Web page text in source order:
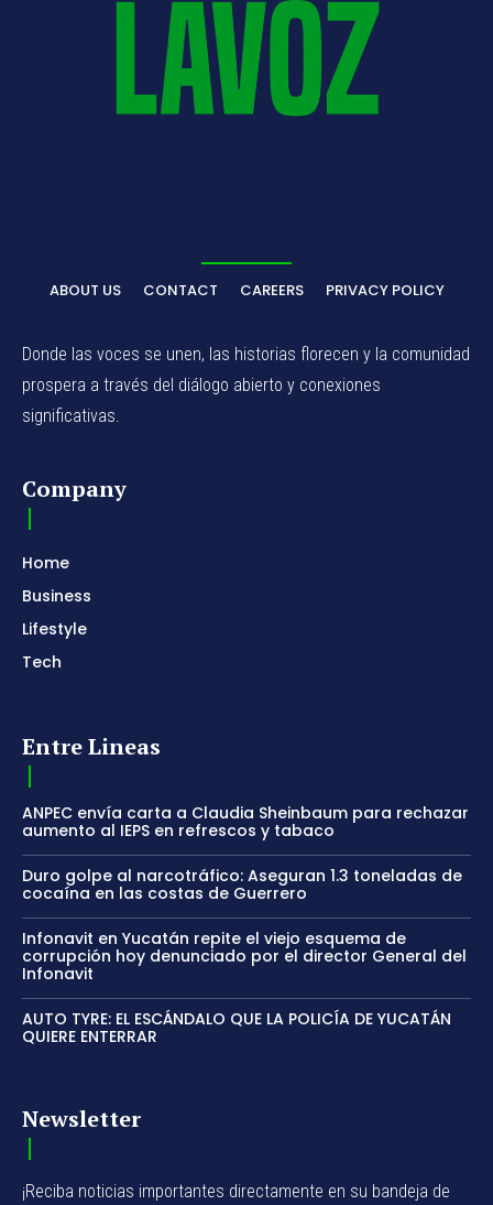
ABOUT US CONTACT CAREERS PRIVACY POLICY
Donde las voces se unen, las historias florecen y la comunidad
prospera a través del diálogo abierto y conexiones
significativas.
Company
Home
Business
Lifestyle
Tech
Entre Lineas
ANPEC envía carta a Claudia Sheinbaum para rechazar
aumento al IEPS en refrescos y tabaco
Duro golpe al narcotráfico: Aseguran 1.3 toneladas de
cocaína en las costas de Guerrero
Infonavit en Yucatán repite el viejo esquema de
corrupción hoy denunciado por el director General del
Infonavit
AUTO TYRE: EL ESCÁNDALO QUE LA POLICÍA DE YUCATÁN
QUIERE ENTERRAR
Newsletter
¡Reciba noticias importantes directamente en su bandeja de